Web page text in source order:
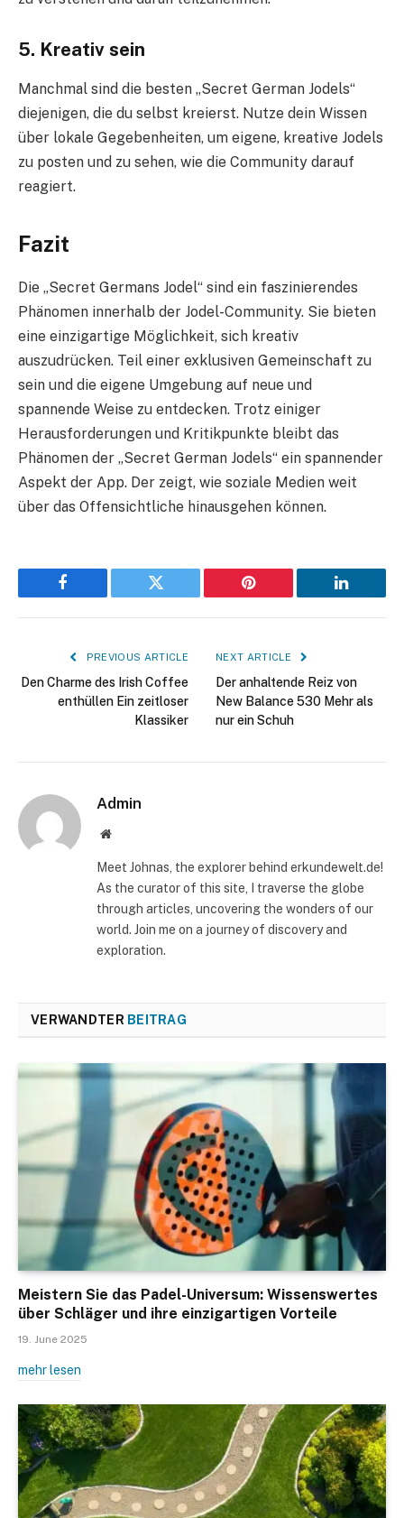
5. Kreativ sein
Manchmal sind die besten „Secret German Jodels“
diejenigen, die du selbst kreierst. Nutze dein Wissen
über lokale Gegebenheiten, um eigene, kreative Jodels
zu posten und zu sehen, wie die Community darauf
reagiert.
Fazit
Die „Secret Germans Jodel“ sind ein faszinierendes
Phänomen innerhalb der Jodel-Community. Sie bieten
eine einzigartige Möglichkeit, sich kreativ
auszudrücken. Teil einer exklusiven Gemeinschaft zu
sein und die eigene Umgebung auf neue und
spannende Weise zu entdecken. Trotz einiger
Herausforderungen und Kritikpunkte bleibt das
Phänomen der „Secret German Jodels“ ein spannender
Aspekt der App. Der zeigt, wie soziale Medien weit
über das Offensichtliche hinausgehen können.
Facebook Twitter Pinterest LinkedIn
PREVIOUS ARTICLE
Den Charme des Irish Coffee
enthüllen Ein zeitloser
Klassiker
NEXT ARTICLE
Der anhaltende Reiz von
New Balance 530 Mehr als
nur ein Schuh
Admin
Website
Meet Johnas, the explorer behind erkundewelt.de!
As the curator of this site, I traverse the globe
through articles, uncovering the wonders of our
world. Join me on a journey of discovery and
exploration.
VERWANDTER BEITRAG
Meistern Sie das Padel-Universum: Wissenswertes
über Schläger und ihre einzigartigen Vorteile
19. June 2025
mehr lesen